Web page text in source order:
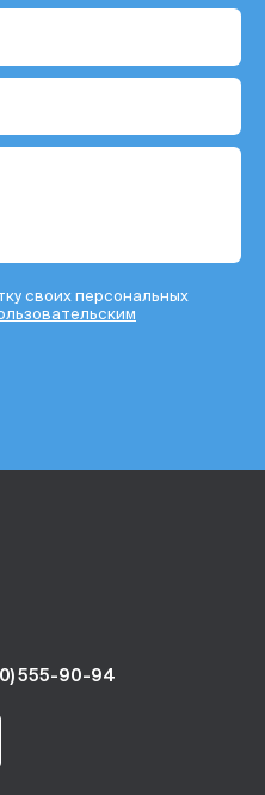
своих персональных
555-90-94